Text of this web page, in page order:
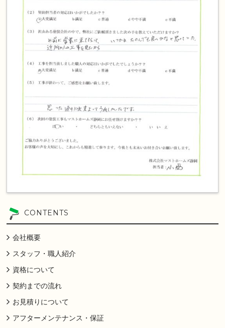
CONTENTS
会社概要
スタッフ・職人紹介
資格について
契約までの流れ
お見積りについて
アフターメンテナンス・保証